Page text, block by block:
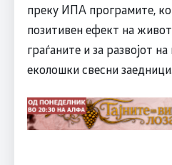
преку ИПА програмите,
позитивен ефект на
граѓаните и за развојот
еколошки свесни заедници.